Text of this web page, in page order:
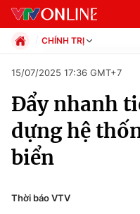
Chuyên mục
Chính trị
CHÍNH TRỊ
Xã hội
Pháp luật
Thể thao
Truyền hình
15/07/2025 17:36 GMT+7
Đẩy nhanh
dựng hệ
biển
Thời báo VTV